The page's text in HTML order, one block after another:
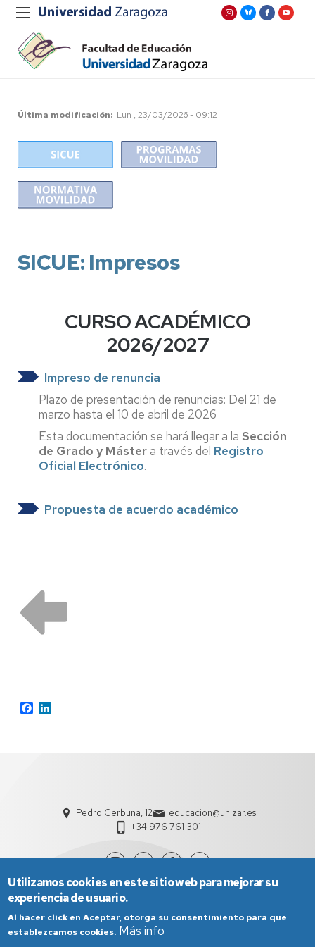
Última modificación Lun , 23/03/2026 - 09:12
SICUE: Impresos
CURSO ACADÉMICO
2026/2027
Impreso de renuncia
Plazo de presentación de renuncias: Del 21 de
marzo hasta el 10 de abril de 2026
Esta documentación se hará llegar a la Sección
de Grado y Máster a través del Registro
Oficial Electrónico.
Propuesta de acuerdo académico
Facebook
Pedro Cerbuna, 12
educacion@unizar.es
+34 976 761 301
Utilizamos cookies en este sitio web para mejorar su
experiencia de usuario.
Al hacer click en Aceptar, otorga su consentimiento para que
establezcamos cookies. Más info